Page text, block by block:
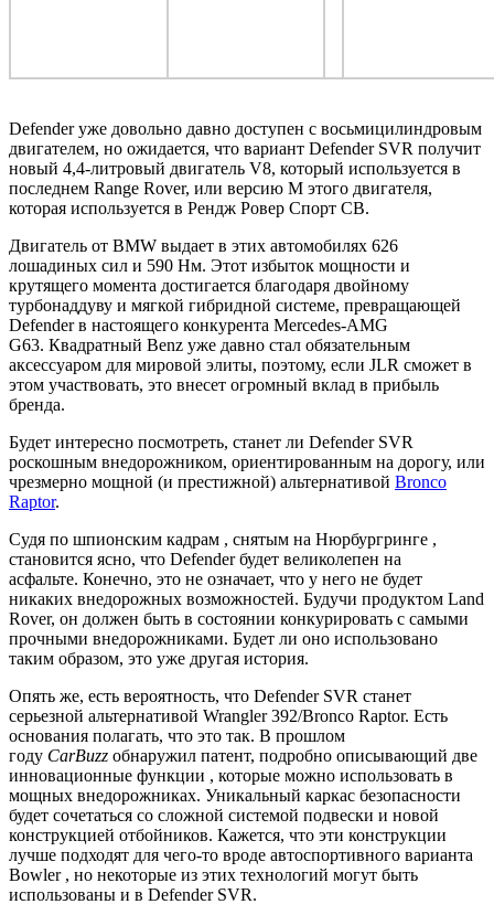
Defender уже довольно давно доступен с восьмицилиндровым
двигателем, но ожидается, что вариант Defender SVR получит
новый 4,4-литровый двигатель V8, который используется в
последнем Range Rover, или версию M этого двигателя,
которая используется в Рендж Ровер Спорт СВ.
Двигатель от BMW выдает в этих автомобилях 626
лошадиных сил и 590 Нм. Этот избыток мощности и
крутящего момента достигается благодаря двойному
турбонаддуву и мягкой гибридной системе, превращающей
Defender в настоящего конкурента Mercedes-AMG
G63. Квадратный Benz уже давно стал обязательным
аксессуаром для мировой элиты, поэтому, если JLR сможет в
этом участвовать, это внесет огромный вклад в прибыль
бренда.
Будет интересно посмотреть, станет ли Defender SVR
роскошным внедорожником, ориентированным на дорогу, или
чрезмерно мощной (и престижной) альтернативой Bronco
Raptor.
Судя по шпионским кадрам , снятым на Нюрбургринге ,
становится ясно, что Defender будет великолепен на
асфальте. Конечно, это не означает, что у него не будет
никаких внедорожных возможностей. Будучи продуктом Land
Rover, он должен быть в состоянии конкурировать с самыми
прочными внедорожниками. Будет ли оно использовано
таким образом, это уже другая история.
Опять же, есть вероятность, что Defender SVR станет
серьезной альтернативой Wrangler 392/Bronco Raptor. Есть
основания полагать, что это так. В прошлом
году CarBuzz обнаружил патент, подробно описывающий две
инновационные функции , которые можно использовать в
мощных внедорожниках. Уникальный каркас безопасности
будет сочетаться со сложной системой подвески и новой
конструкцией отбойников. Кажется, что эти конструкции
лучше подходят для чего-то вроде автоспортивного варианта
Bowler, но некоторые из этих технологий могут быть
использованы и в Defender SVR.